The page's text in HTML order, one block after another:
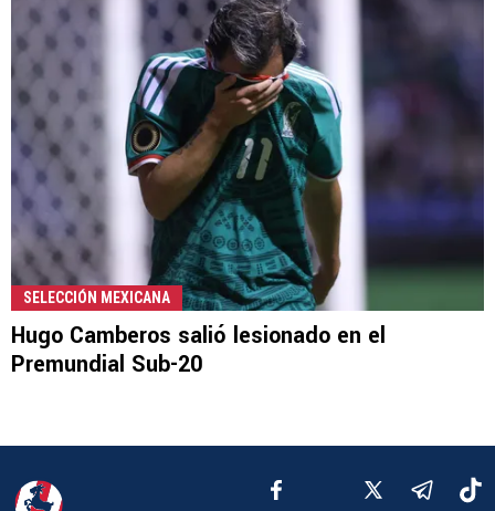
SELECCIÓN MEXICANA
Hugo Camberos salió lesionado en el
Premundial Sub-20